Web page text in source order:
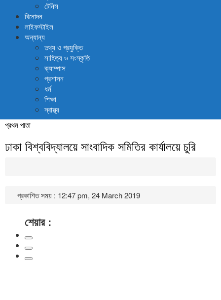
টেনিস
বিনোদন
লাইফস্টাইল
অন্যান্য
তথ্য ও প্রযুক্তি
সাহিত্য ও সংস্কৃতি
ক্যাম্পাস
প্রশাসন
ধর্ম
শিক্ষা
স্বাস্থ্য
প্রথম পাতা
ঢাকা বিশ্ববিদ্যালয়ে সাংবাদিক সমিতির কার্যালয়ে চুরি
প্রকাশিত সময় : 12:47 pm, 24 March 2019
শেয়ার :